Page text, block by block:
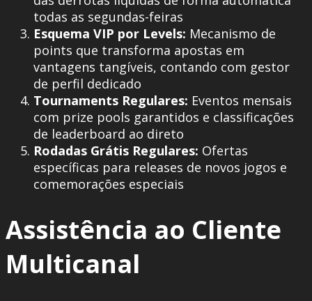
todas as segundas-feiras
Esquema VIP por Levels: Mecanismo de
points que transforma apostas em
vantagens tangíveis, contando com gestor
de perfil dedicado
Tournaments Regulares: Eventos mensais
com prize pools garantidos e classificações
de leaderboard ao direto
Rodadas Grátis Regulares: Ofertas
específicas para releases de novos jogos e
comemorações especiais
Assistência ao Cliente
Multicanal